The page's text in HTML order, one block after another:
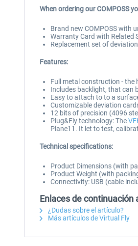
When ordering our COMPOSS
Brand new COMPOSS with
Warranty Card with Related
Replacement set of
Features:
Full metal construction - the
Includes backlight, that can
Easy to attach to to a
Customizable deviation
12 bits of precision (4096
Plug&Fly technology: The
Plane11. It let to test,
Technical specifications:
Product Dimensions (with
Product Weight (with
Connectivity: USB (cable
Enlaces de continuación
¿Dudas sobre el artículo?
Más artículos de Virtual Fly